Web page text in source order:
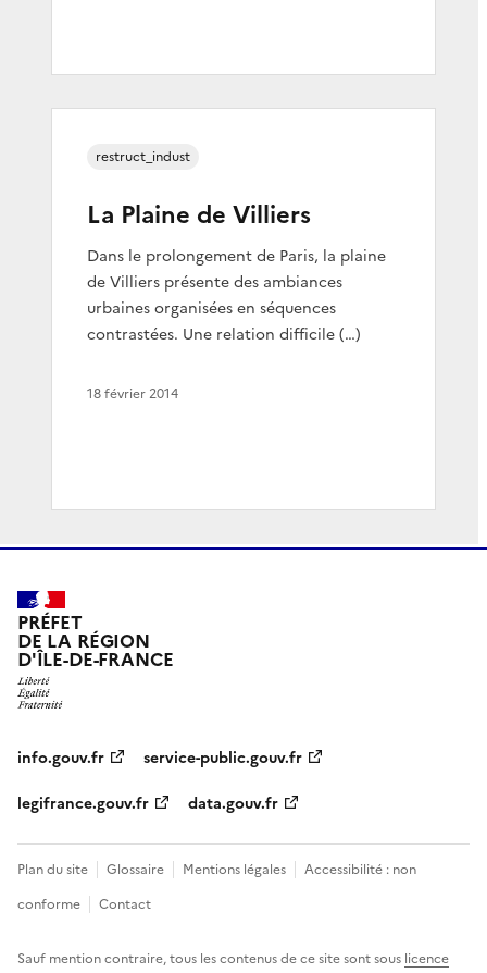
La Plaine de Villiers
Dans le prolongement de Paris, la plaine
de Villiers présente des ambiances
urbaines organisées en séquences
contrastées. Une relation difficile (…)
restruct_indust
18 février 2014
PRÉFET
DE LA RÉGION
D'ÎLE-DE-FRANCE
info.gouv.fr
service-public.gouv.fr
legifrance.gouv.fr
data.gouv.fr
Plan du site Glossaire Mentions légales
Accessibilité : non
conforme
Contact
Sauf mention contraire, tous les contenus de ce site sont sous licence